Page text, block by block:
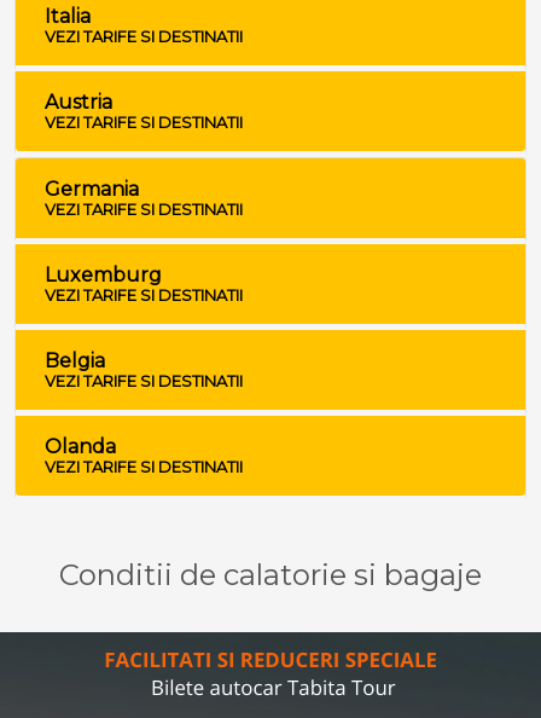
Italia
VEZI TARIFE SI DESTINATII
Austria
VEZI TARIFE SI DESTINATII
Germania
VEZI TARIFE SI DESTINATII
Luxemburg
VEZI TARIFE SI DESTINATII
Belgia
VEZI TARIFE SI DESTINATII
Olanda
VEZI TARIFE SI DESTINATII
Conditii de calatorie si bagaje